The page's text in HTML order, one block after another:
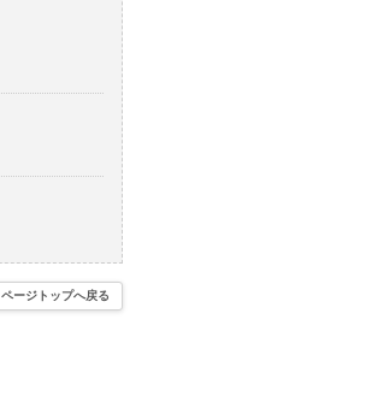
ページトップへ戻る